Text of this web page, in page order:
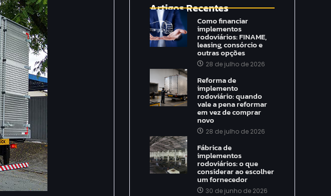
Artigos Recentes
Como financiar
implementos
rodoviários: FINAME,
leasing, consórcio e
outras opções
28 de julho de 2026
Reforma de
implemento
rodoviário: quando
vale a pena reformar
em vez de comprar
novo
28 de julho de 2026
Fábrica de
implementos
rodoviários: o que
considerar ao escolher
um fornecedor
30 de junho de 2026